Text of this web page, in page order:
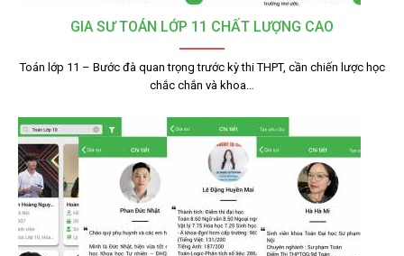
GIA SƯ TOÁN LỚP 11 CHẤT LƯỢNG CAO
Toán lớp 11 – Bước đà quan trọng trước kỳ thi THPT, cần chiến lược học
chắc chắn và khoa…